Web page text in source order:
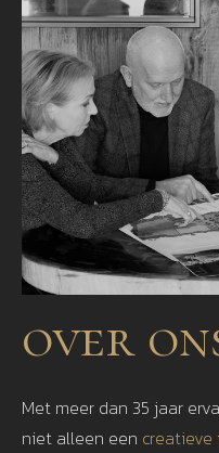
over
Met meer dan 35 jaar
niet alleen een